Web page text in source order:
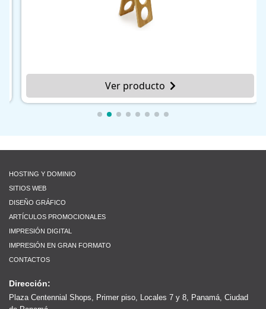
Ver producto
HOSTING Y DOMINIO
SITIOS WEB
DISEÑO GRÁFICO
ARTÍCULOS PROMOCIONALES
IMPRESIÓN DIGITAL
IMPRESIÓN EN GRAN FORMATO
CONTACTOS
Dirección:
Plaza Centennial Shops, Primer piso, Locales 7 y 8, Panamá, Ciudad